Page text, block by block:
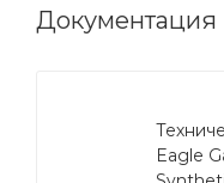
использовании в
Масло Eagle
контроля износа
Документация
Eagle